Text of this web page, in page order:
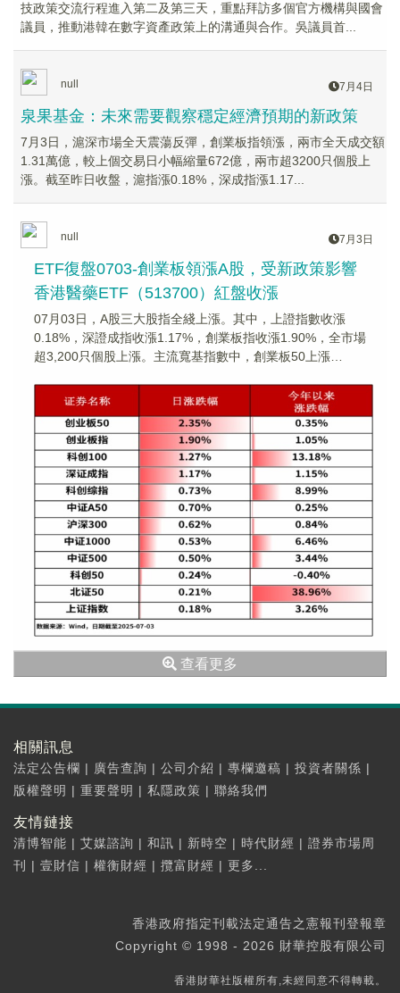
技政策交流行程進入第二及第三天，重點拜訪多個官方機構與國會
議員，推動港韓在數字資產政策上的溝通與合作。吳議員首...
null 7月4日
泉果基金：未來需要觀察穩定經濟預期的新政策
7月3日，滬深市場全天震蕩反彈，創業板指領漲，兩市全天成交額
1.31萬億，較上個交易日小幅縮量672億，兩市超3200只個股上
漲。截至昨日收盤，滬指漲0.18%，深成指漲1.17...
null 7月3日
ETF復盤0703-創業板領漲A股，受新政策影響
香港醫藥ETF（513700）紅盤收漲
07月03日，A股三大股指全綫上漲。其中，上證指數收漲
0.18%，深證成指收漲1.17%，創業板指收漲1.90%，全市場
超3,200只個股上漲。主流寬基指數中，創業板50上漲
查看更多
相關訊息
法定公告欄 | 廣告查詢 | 公司介紹 | 專欄邀稿 | 投資者關係 |
版權聲明 | 重要聲明 | 私隱政策 | 聯絡我們
友情鏈接
清博智能 | 艾媒諮詢 | 和訊 | 新時空 | 時代財經 | 證券市場周
刊
| 壹財信 | 權衡財經 | 攬富財經 | 更多...
香港政府指定刊載法定通告之憲報刊登報章
Copyright © 1998 - 2026 財華控股有限公司
香港財華社版權所有,未經同意不得轉載。